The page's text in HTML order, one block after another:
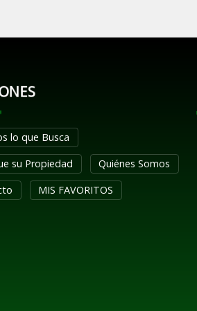
lo que Busca
su Propiedad
Quiénes Somos
MIS FAVORITOS